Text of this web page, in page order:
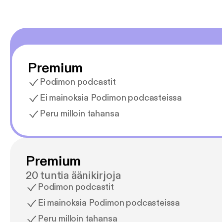
Premium
Podimon podcastit
Ei mainoksia Podimon podcasteissa
Peru milloin tahansa
Premium
20 tuntia äänikirjoja
Podimon podcastit
Ei mainoksia Podimon podcasteissa
Peru milloin tahansa